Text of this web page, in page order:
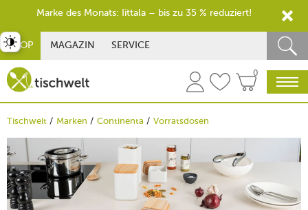
SHOP MAGAZIN SERVICE
0
Tischwelt Marken Continenta Vorratsdosen
umschalten
Marke des Monats: Iittala – bis zu 35 % reduziert!